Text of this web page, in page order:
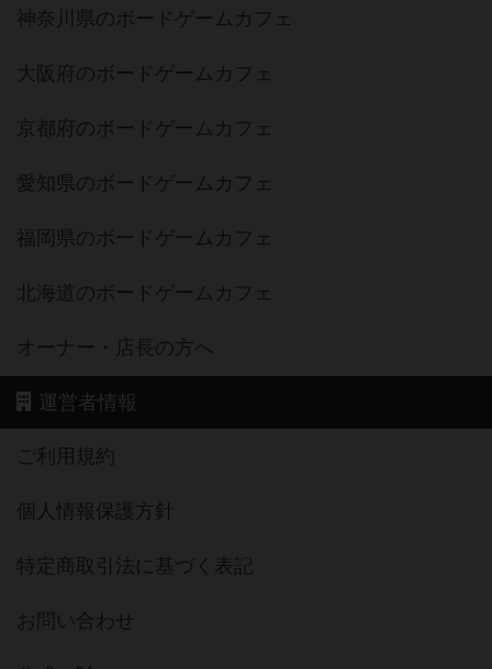
神奈川県のボードゲームカフェ
大阪府のボードゲームカフェ
京都府のボードゲームカフェ
愛知県のボードゲームカフェ
福岡県のボードゲームカフェ
北海道のボードゲームカフェ
オーナー・店長の方へ
運営者情報
ご利用規約
個人情報保護方針
特定商取引法に基づく表記
お問い合わせ